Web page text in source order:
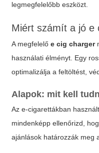
legmegfelelőbb eszközt.
Miért számít a jó e
A megfelelőe cig charger
használati élményt. Egy
optimalizálja a feltöltést,
Alapok: mit kell
Az e-cigarettákban
mindenképp ellenőrizd,
ajánlások határozzák meg